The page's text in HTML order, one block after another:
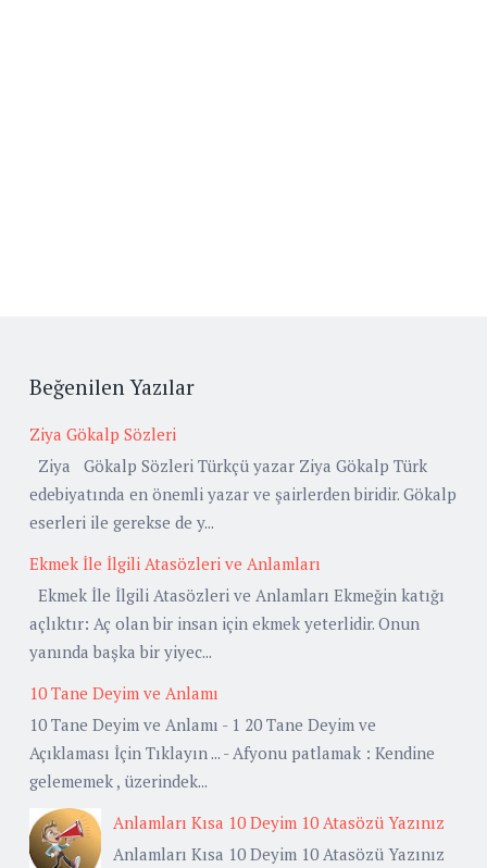
Beğenilen Yazılar
Ziya Gökalp Sözleri
Ziya Gökalp Sözleri Türkçü yazar Ziya Gökalp Türk
edebiyatında en önemli yazar ve şairlerden biridir. Gökalp
eserleri ile gerekse de y...
Ekmek İle İlgili Atasözleri ve Anlamları
Ekmek İle İlgili Atasözleri ve Anlamları Ekmeğin katığı
açlıktır: Aç olan bir insan için ekmek yeterlidir. Onun
yanında başka bir yiyec...
10 Tane Deyim ve Anlamı
10 Tane Deyim ve Anlamı - 1 20 Tane Deyim ve
Açıklaması İçin Tıklayın ... - Afyonu patlamak : Kendine
gelememek , üzerindek...
Anlamları Kısa 10 Deyim 10 Atasözü Yazınız
Anlamları Kısa 10 Deyim 10 Atasözü Yazınız